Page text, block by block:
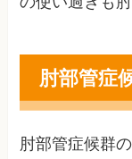
肘部管症
肘部管症候群